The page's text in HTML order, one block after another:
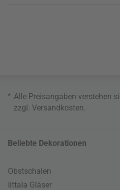
* Alle Preisangaben verstehen
zzgl. Versandkosten
Beliebte Dekorationen
Obstschalen
Iittala Gläser